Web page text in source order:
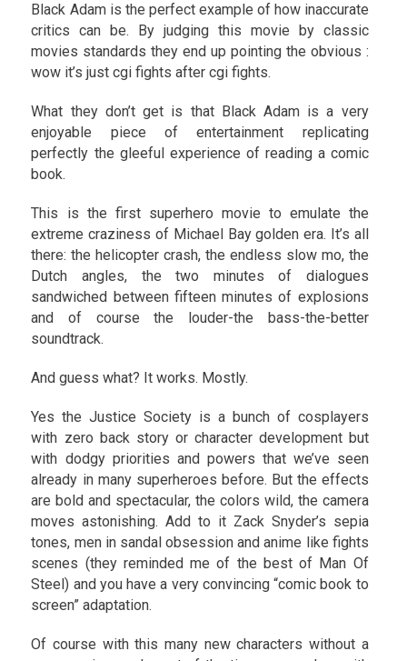
Black Adam is the perfect example of how inaccurate
critics can be. By judging this movie by classic
movies standards they end up pointing the obvious :
wow it’s just cgi fights after cgi fights.
What they don’t get is that Black Adam is a very
enjoyable piece of entertainment replicating
perfectly the gleeful experience of reading a comic
book.
This is the first superhero movie to emulate the
extreme craziness of Michael Bay golden era. It’s all
there: the helicopter crash, the endless slow mo, the
Dutch angles, the two minutes of dialogues
sandwiched between fifteen minutes of explosions
and of course the louder-the bass-the-better
soundtrack.
And guess what? It works. Mostly.
Yes the Justice Society is a bunch of cosplayers
with zero back story or character development but
with dodgy priorities and powers that we’ve seen
already in many superheroes before. But the effects
are bold and spectacular, the colors wild, the camera
moves astonishing. Add to it Zack Snyder’s sepia
tones, men in sandal obsession and anime like fights
scenes (they reminded me of the best of Man Of
Steel) and you have a very convincing “comic book to
screen” adaptation.
Of course with this many new characters without a